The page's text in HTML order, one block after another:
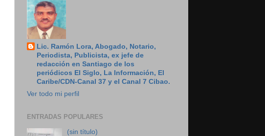
Lic. Ramón Lora, Abogado, Notario,
Periodista, Publicista, ex jefe de
redacción en Santiago de los
periódicos El Siglo, La Información, El
Caribe/CDN-Canal 37 y el Canal 7 Cibao.
Ver todo mi perfil
ENTRADAS POPULARES
(sin título)